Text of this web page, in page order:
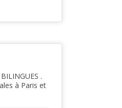
.
à Paris et